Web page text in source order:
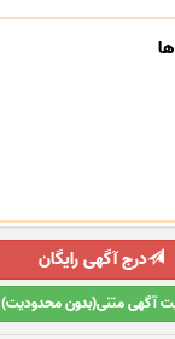
درج آگهی رایگان
آگهی متنی(بدون محدودیت)